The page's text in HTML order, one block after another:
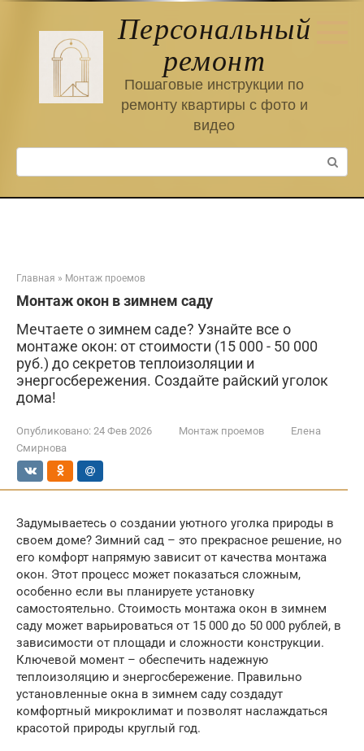
Персональный
ремонт
Пошаговые инструкции по
ремонту квартиры с фото и
видео
Поиск:
Главная » Монтаж проемов
Монтаж окон в зимнем саду
Мечтаете о зимнем саде? Узнайте все о
монтаже окон: от стоимости (15 000 - 50 000
руб.) до секретов теплоизоляции и
энергосбережения. Создайте райский уголок
дома!
Опубликовано: 24 Фев 2026 Монтаж проемов
Елена
Смирнова
Задумываетесь о создании уютного уголка природы в
своем доме? Зимний сад – это прекрасное решение, но
его комфорт напрямую зависит от качества монтажа
окон. Этот процесс может показаться сложным,
особенно если вы планируете установку
самостоятельно. Стоимость монтажа окон в зимнем
саду может варьироваться от 15 000 до 50 000 рублей, в
зависимости от площади и сложности конструкции.
Ключевой момент – обеспечить надежную
теплоизоляцию и энергосбережение. Правильно
установленные окна в зимнем саду создадут
комфортный микроклимат и позволят наслаждаться
красотой природы круглый год.